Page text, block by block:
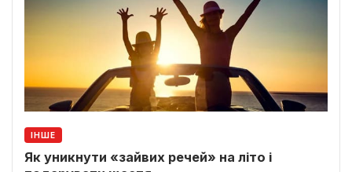
ІНШЕ
Як уникнути «зайвих речей» на літо і